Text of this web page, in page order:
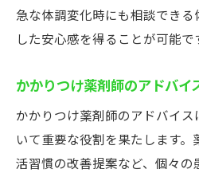
急な体調変化時にも相談でき
した安心感を得ることが可能で
かかりつけ薬剤師のアドバイ
かかりつけ薬剤師のアドバイ
いて重要な役割を果たします
活習慣の改善提案など、個々の